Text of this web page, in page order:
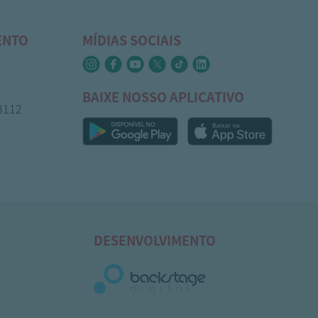
MÍDIAS SOCIAIS
BAIXE NOSSO APLICATIVO
DESENVOLVIMENTO